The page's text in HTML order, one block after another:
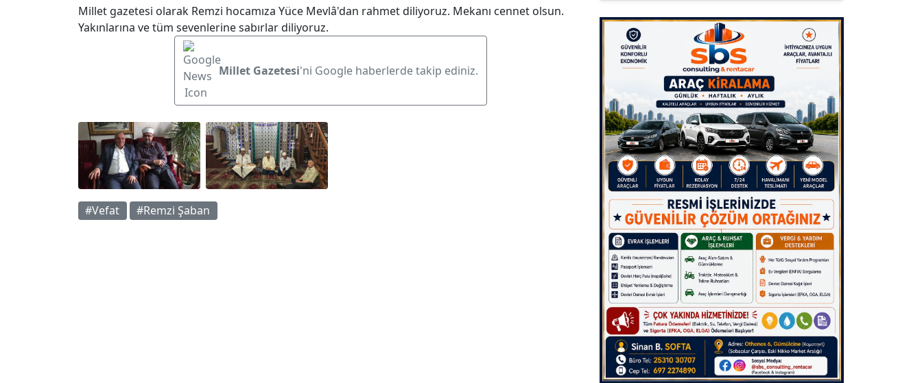
Millet gazetesi olarak Remzi hocamıza Yüce Mevlâ'dan rahmet diliyoruz. Mekanı cennet olsun.
Yakınlarına ve tüm sevenlerine sabırlar diliyoruz.
Millet Gazetesi'ni Google haberlerde takip ediniz.
#Vefat #Remzi Şaban